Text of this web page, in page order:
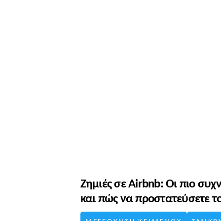
Ζημιές σε Airbnb: Οι πιο
και πώς να προστατεύσετε